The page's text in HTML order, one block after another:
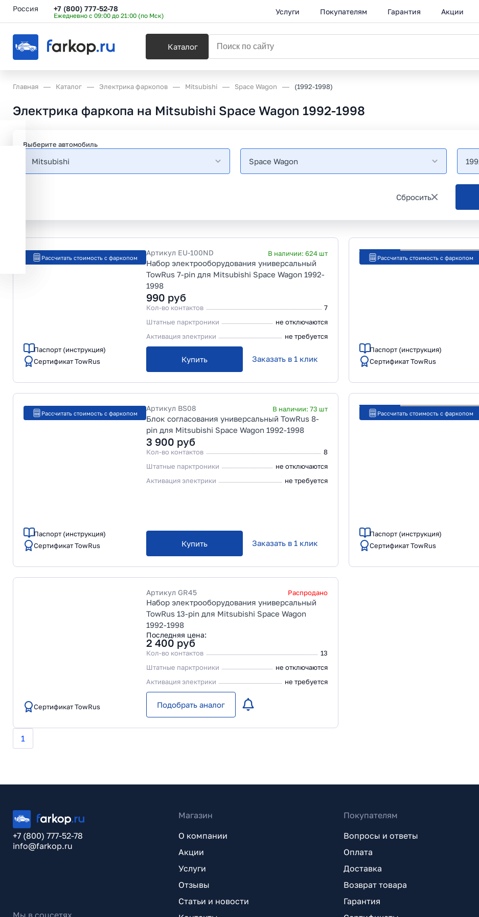
Россия +7 (800) 777-52-78
Ежедневно с 09:00 до 21:00 (по Мск) Услуги Покупателям Гарантия Акции
Каталог
Главная Каталог Электрика фаркопов Mitsubishi Space Wagon (1992-1998)
Электрика фаркопа на Mitsubishi Space Wagon 1992-1998
Выберите автомобиль
Mitsubishi Space Wagon
Сбросить
Рассчитать стоимость с фаркопом
Паспорт (инструкция)
Сертификат TowRus
Артикул EU-100ND В наличии: 624 шт
Набор электрооборудования универсальный
TowRus 7-pin для Mitsubishi Space Wagon 1992-
1998
990 руб
Кол-во контактов
7
Штатные парктроники
не отключаются
Активация электрики
не требуется
Купить Заказать в 1 клик
Рассчитать стоимость с фаркопом
Паспорт (инструкция)
Сертификат TowRus
Рассчитать стоимость с фаркопом
Паспорт (инструкция)
Сертификат TowRus
Артикул BS08 В наличии: 73 шт
Блок согласования универсальный TowRus 8-
pin для Mitsubishi Space Wagon 1992-1998
3 900 руб
Кол-во контактов
8
Штатные парктроники
не отключаются
Активация электрики
не требуется
Купить Заказать в 1 клик
Рассчитать стоимость с фаркопом
Паспорт (инструкция)
Сертификат TowRus
Сертификат TowRus
Артикул GR45 Распродано
Набор электрооборудования универсальный
TowRus 13-pin для Mitsubishi Space Wagon
1992-1998
Последняя цена:
2 400 руб
Кол-во контактов
13
Штатные парктроники
не отключаются
Активация электрики
не требуется
Подобрать аналог
1
+7 (800) 777-52-78
info@farkop.ru
Мы в соцсетях
Магазин
О компании
Акции
Услуги
Отзывы
Статьи и новости
Покупателям
Вопросы и ответы
Оплата
Доставка
Возврат товара
Гарантия